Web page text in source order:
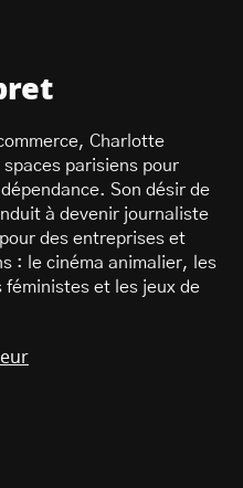
Charlotte
parisiens pour
Son désir de
à devenir journaliste
des entreprises et
: le cinéma animalier, les
et les jeux de